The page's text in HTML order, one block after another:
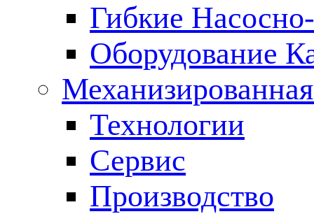
Гибкие
Оборудование
Технологии
Сервис
Производство